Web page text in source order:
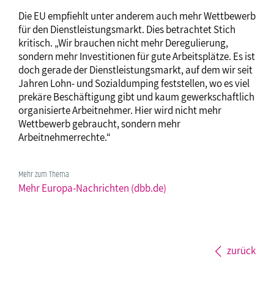
Die EU empfiehlt unter anderem auch mehr Wettbewerb
für den Dienstleistungsmarkt. Dies betrachtet Stich
kritisch. „Wir brauchen nicht mehr Deregulierung,
sondern mehr Investitionen für gute Arbeitsplätze. Es ist
doch gerade der Dienstleistungsmarkt, auf dem wir seit
Jahren Lohn- und Sozialdumping feststellen, wo es viel
prekäre Beschäftigung gibt und kaum gewerkschaftlich
organisierte Arbeitnehmer. Hier wird nicht mehr
Wettbewerb gebraucht, sondern mehr
Arbeitnehmerrechte.“
Mehr zum Thema
Mehr Europa-Nachrichten (dbb.de)
zurück